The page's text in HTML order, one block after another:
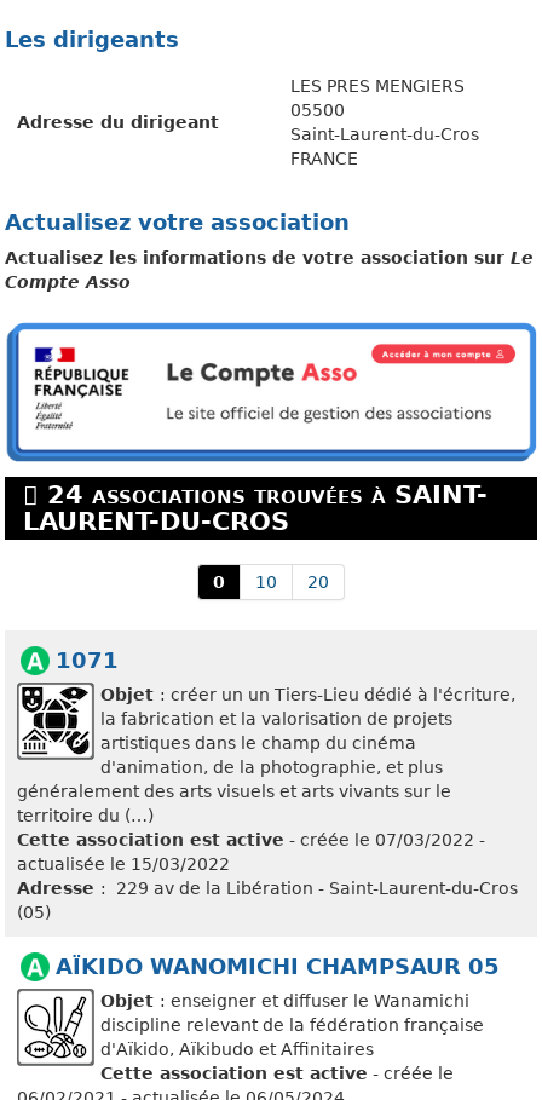
Les dirigeants
Adresse du dirigeant
LES PRES MENGIERS
05500
Saint-Laurent-du-Cros
FRANCE
Actualisez votre association
Actualisez les informations de votre association surLe
Compte Asso
24 associations trouvées à SAINT-
LAURENT-DU-CROS
0 10 20
1071
Objet : créer un un Tiers-Lieu dédié à l'écriture,
la fabrication et la valorisation de projets
artistiques dans le champ du cinéma
d'animation, de la photographie, et plus
généralement des arts visuels et arts vivants sur le
territoire du (…)
Cette association est active - créée le 07/03/2022 -
actualisée le 15/03/2022
Adresse : 229 av de la Libération - Saint-Laurent-du-Cros
(05)
AÏKIDO WANOMICHI CHAMPSAUR 05
Objet : enseigner et diffuser le Wanamichi
discipline relevant de la fédération française
d'Aïkido, Aïkibudo et Affinitaires
Cette association est active - créée le